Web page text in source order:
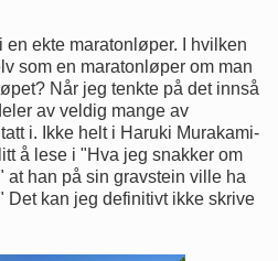
ekte maratonløper. I hvilken
som en maratonløper om man
Når jeg tenkte på det innså
av veldig mange av
i. Ikke helt i Haruki Murakami-
å lese i "Hva jeg snakker om
at han på sin gravstein ville ha
Det kan jeg definitivt ikke skrive